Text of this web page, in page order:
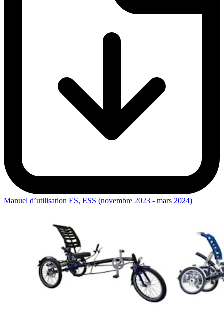
Manuel d’utilisation ES, ESS (novembre 2023 - mars 2024)